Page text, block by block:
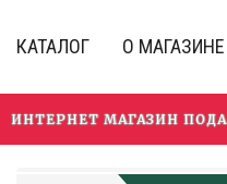
основному
КАТАЛОГ О МАГАЗИНЕ
ИНТЕРНЕТ МАГАЗИН